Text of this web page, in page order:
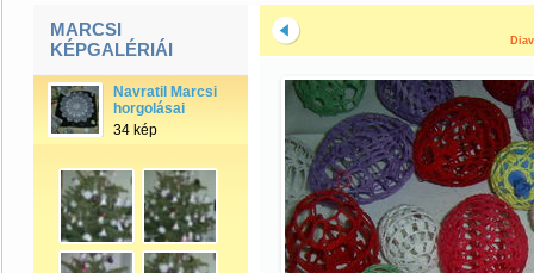
MARCSI
KÉPGALÉRIÁI
Navratil Marcsi
horgolásai
34 kép